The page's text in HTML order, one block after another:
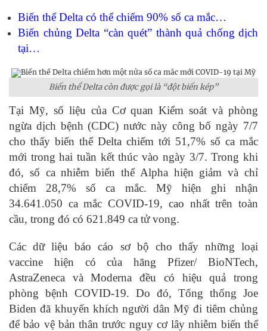
Biến thể Delta có thể chiếm 90% số ca mắc…
Biến chủng Delta “càn quét” thành quả chống dịch
tại…
Biến thể Delta còn được gọi là “đột biến kép”
Tại Mỹ, số liệu của Cơ quan Kiểm soát và phòng
ngừa dịch bệnh (CDC) nước này công bố ngày 7/7
cho thấy biến thể Delta chiếm tới 51,7% số ca mắc
mới trong hai tuần kết thúc vào ngày 3/7. Trong khi
đó, số ca nhiễm biến thể Alpha hiện giảm và chỉ
chiếm 28,7% số ca mắc. Mỹ hiện ghi nhận
34.641.050 ca mắc COVID-19, cao nhất trên toàn
cầu, trong đó có 621.849 ca tử vong.
Các dữ liệu báo cáo sơ bộ cho thấy những loại
vaccine hiện có của hãng Pfizer/ BioNTech,
AstraZeneca và Moderna đều có hiệu quả trong
phòng bệnh COVID-19. Do đó, Tổng thống Joe
Biden đã khuyến khích người dân Mỹ đi tiêm chủng
để bảo vệ bản thân trước nguy cơ lây nhiễm biến thể